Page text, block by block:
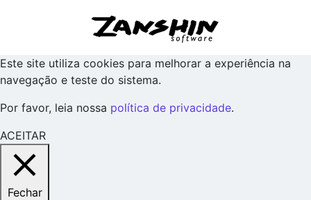
Este site utiliza cookies para melhorar a experiência na
navegação e teste do sistema.
Por favor, leia nossa política de privacidade.
ACEITAR
Fechar